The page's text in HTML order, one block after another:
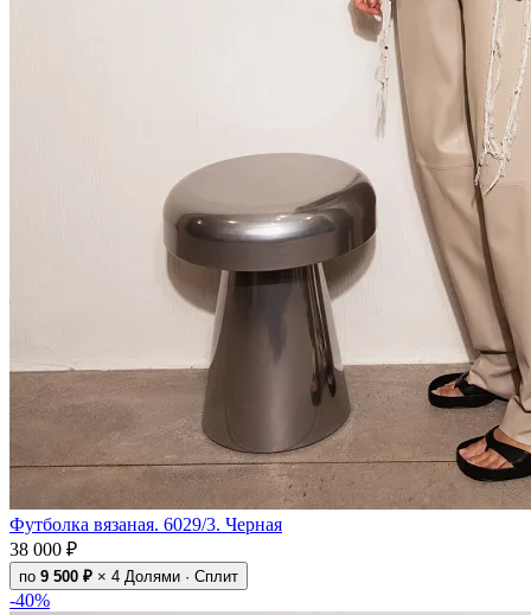
Футболка вязаная. 6029/3. Черная
38 000 ₽
по 9 500 ₽ × 4 Долями · Сплит
-40%